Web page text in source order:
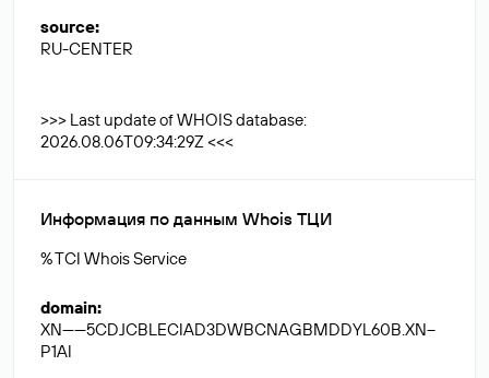
source:
RU-CENTER
>>> Last update of WHOIS database:
2026.08.06T09:34:29Z <<<
Информация по данным Whois ТЦИ
% TCI Whois Service
domain:
XN------5CDJCBLECIAD3DWBCNAGBMDDYL60B.XN--
P1AI